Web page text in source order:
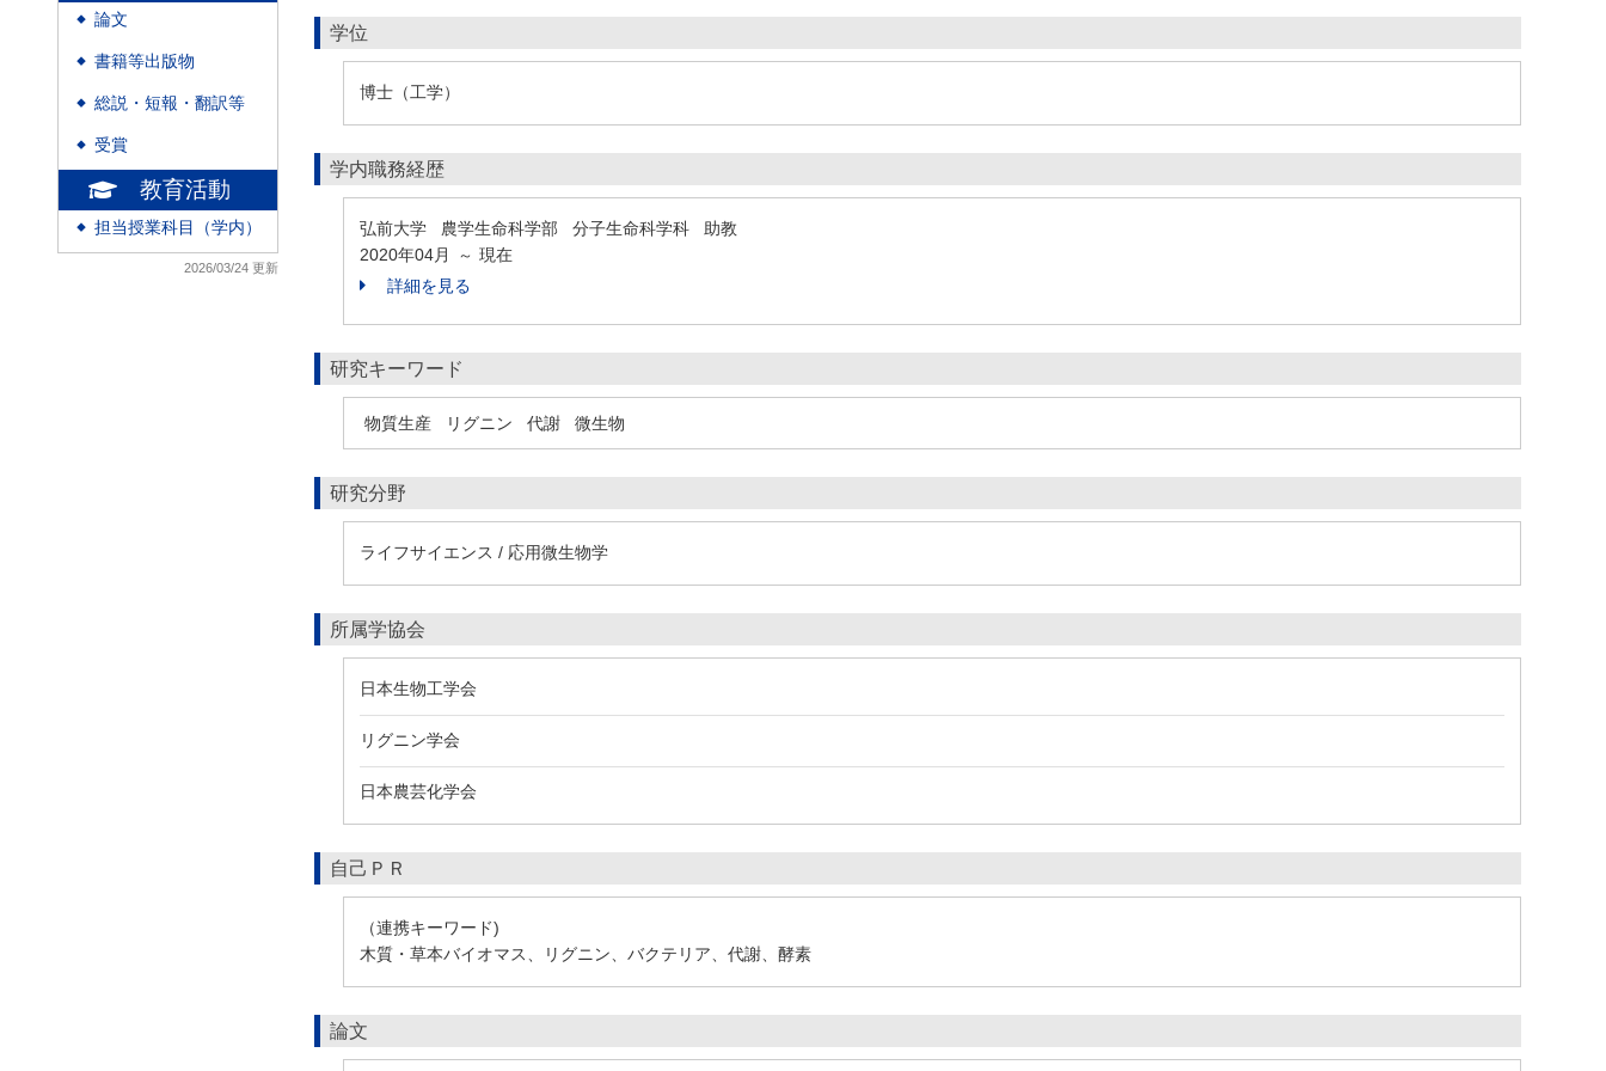
◆ 論文
◆ 書籍等出版物
◆ 総説・短報・翻訳等
◆ 受賞
教育活動
◆ 担当授業科目（学内）
2026/03/24 更新
学位
博士（工学）
学内職務経歴
弘前大学 農学生命科学部 分子生命科学科 助教
2020年04月
～ 現在
詳細を見る
研究キーワード
物質生産 リグニン 代謝 微生物
研究分野
ライフサイエンス / 応用微生物学
所属学協会
日本生物工学会
リグニン学会
日本農芸化学会
自己ＰＲ
（連携キーワード)
木質・草本バイオマス、リグニン、バクテリア、代謝、酵素
論文